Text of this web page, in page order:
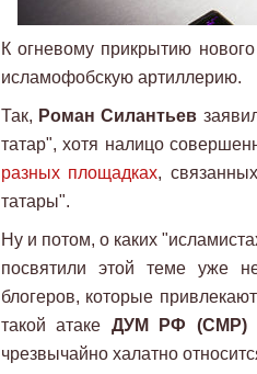
К огневому прикрытию
исламофобскую артиллерию.
Так, Роман Силантьев
татар", хотя налицо
разных площадках,
татары".
Ну и потом, о каких
посвятили этой теме уже
блогеров, которые
такой атаке ДУМ РФ (СМР)
чрезвычайно халатно